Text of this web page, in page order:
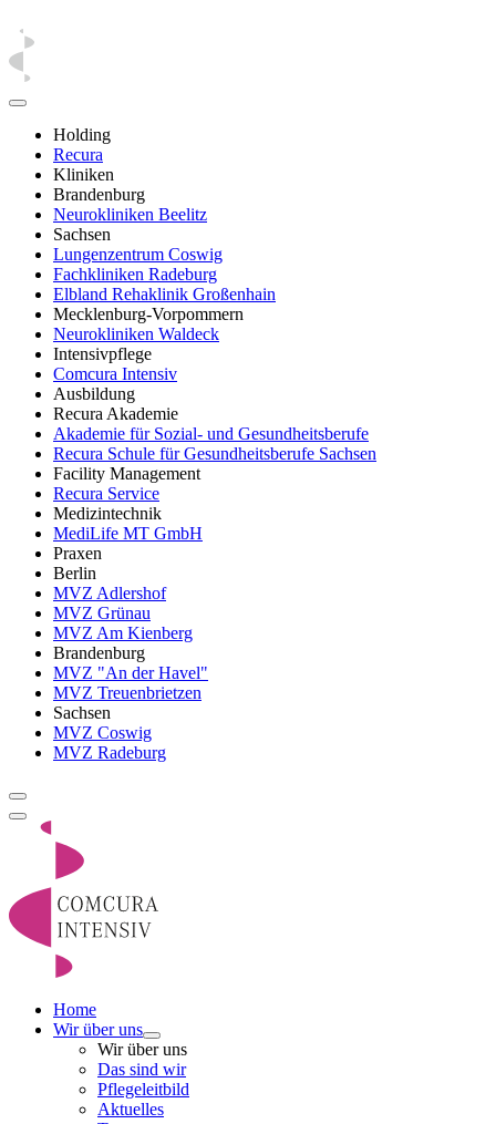
Holding
Recura
Kliniken
Brandenburg
Neurokliniken Beelitz
Sachsen
Lungenzentrum Coswig
Fachkliniken Radeburg
Elbland Rehaklinik Großenhain
Mecklenburg-Vorpommern
Neurokliniken Waldeck
Intensivpflege
Comcura Intensiv
Ausbildung
Recura Akademie
Akademie für Sozial- und Gesundheitsberufe
Recura Schule für Gesundheitsberufe Sachsen
Facility Management
Recura Service
Medizintechnik
MediLife MT GmbH
Praxen
Berlin
MVZ Adlershof
MVZ Grünau
MVZ Am Kienberg
Brandenburg
MVZ "An der Havel"
MVZ Treuenbrietzen
Sachsen
MVZ Coswig
MVZ Radeburg
Home
Wir über uns
Wir über uns
Das sind wir
Pflegeleitbild
Aktuelles